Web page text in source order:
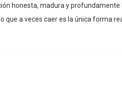
honesta, madura y
que a veces caer es la única forma